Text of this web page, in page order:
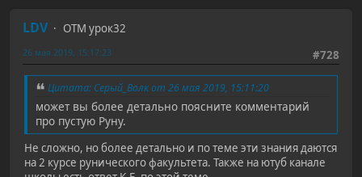
LDV
ОТМ урок32
#728
26 мая 2019, 15:17:23
Цитата: Серый_Волк от 26 мая 2019, 15:11:20
может вы более детально поясните комментарий
про пустую Руну.
Не сложно, но более детально и по теме эти знания даются
на 2 курсе рунического факультета. Также на ютуб канале